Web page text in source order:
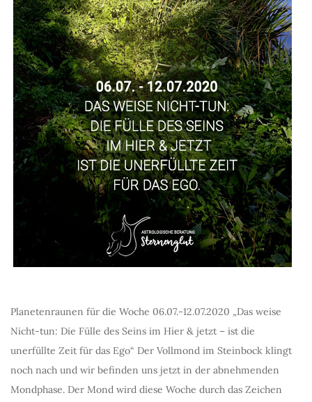
Planetenraunen für die Woche 06.07.-12.07.2020 „Das weise
Nicht-tun: Die Fülle des Seins im Hier & jetzt – ist die
unerfüllte Zeit für das Ego“ Der Vollmond im Steinbock klingt
noch nach und wir befinden uns jetzt in der abnehmenden
Mondphase. Der Mond wird diese Woche durch das Zeichen